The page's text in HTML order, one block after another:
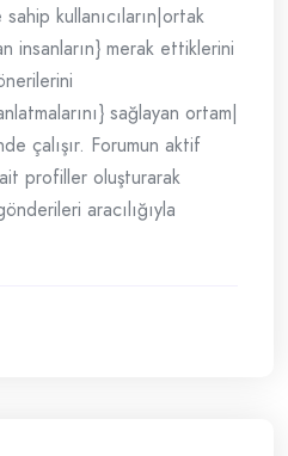
kullanıcıların|ortak
insanların} merak ettiklerini
sağlayan ortam|
çalışır. Forumun aktif
profiller oluşturarak
aracılığıyla